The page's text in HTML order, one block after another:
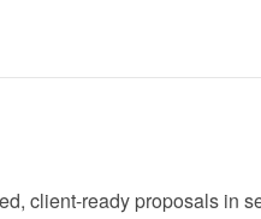
client-ready proposals in